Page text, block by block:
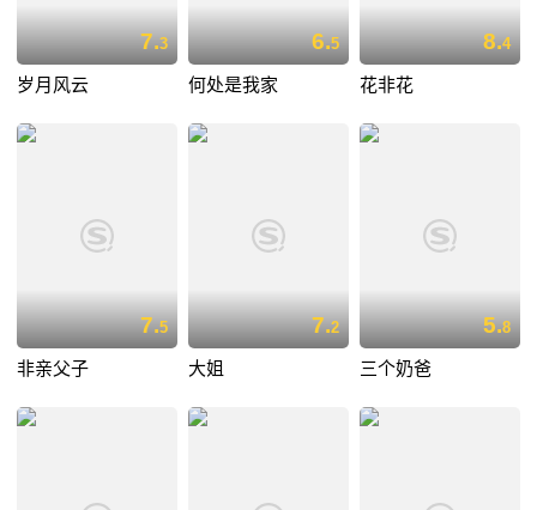
7.3
岁月风云
6.5
何处是我家
8.4
花非花
7.5
非亲父子
7.2
大姐
5.8
三个奶爸